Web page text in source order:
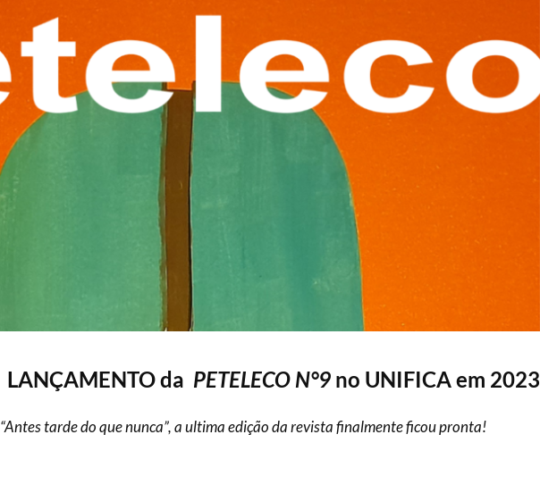
LANÇAMENTO da PETELECO N°9no UNIFICA em 2023
“Antes tarde do que nunca”, a ultima edição da revista finalmente ficou pronta!